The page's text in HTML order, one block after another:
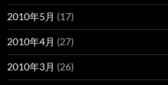
2010年5月 (17)
2010年4月 (27)
2010年3月 (26)